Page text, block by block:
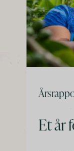
Et år